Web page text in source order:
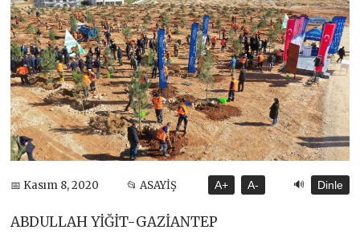
📅 Kasım 8, 2020 📂 ASAYİŞ A+ A- 🔊 Dinle
ABDULLAH YİĞİT-GAZİANTEP